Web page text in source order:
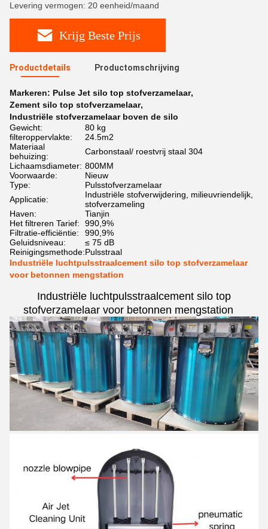
Levering vermogen: 20 eenheid/maand
Krijg Beste Prijs
Productdetails Productomschrijving
Markeren: Pulse Jet silo top stofverzamelaar,
Zement silo top stofverzamelaar,
Industriële stofverzamelaar boven de silo
Gewicht:
80 kg
filteroppervlakte:
24.5m2
Materiaal
behuizing:
Carbonstaal/ roestvrij staal 304
Lichaamsdiameter: 800MM
Voorwaarde:
Nieuw
Type:
Pulsstofverzamelaar
Applicatie:
Industriële stofverwijdering, milieuvriendelijk,
stofverzameling
Haven:
Tianjin
Het filtreren Tarief:
990,9%
Filtratie-efficiëntie:
990,9%
Geluidsniveau:
≤ 75 dB
Reinigingsmethode:Pulsstraal
Industriële luchtpulsstraalcement silo top stofverzamelaar
voor betonnen mengstation
Industriële luchtpulsstraalcement silo top
stofverzamelaar voor betonnen mengstation